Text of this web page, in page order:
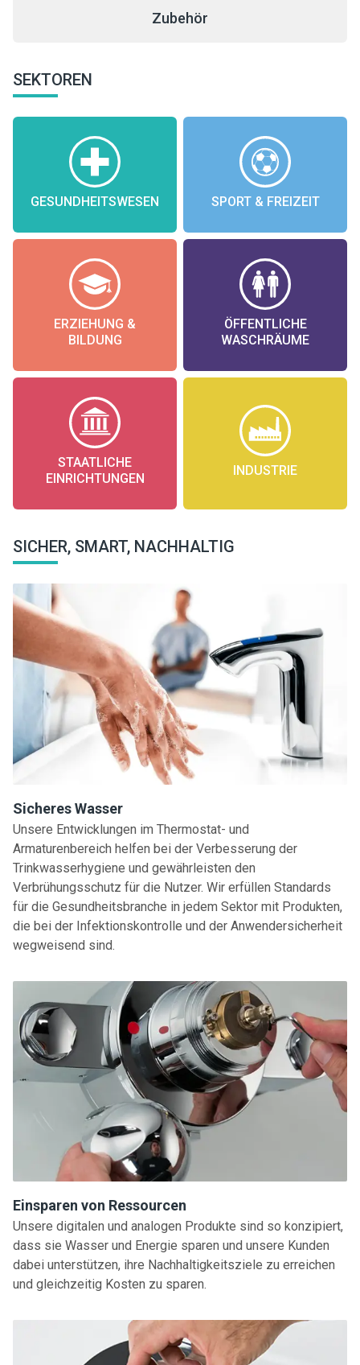
Zubehör
SEKTOREN
GESUNDHEITSWESEN SPORT & FREIZEIT
ERZIEHUNG &
BILDUNG
ÖFFENTLICHE
WASCHRÄUME
STAATLICHE
EINRICHTUNGEN
INDUSTRIE
SICHER, SMART, NACHHALTIG
Sicheres Wasser
Unsere Entwicklungen im Thermostat- und
Armaturenbereich helfen bei der Verbesserung der
Trinkwasserhygiene und gewährleisten den
Verbrühungsschutz für die Nutzer. Wir erfüllen Standards
für die Gesundheitsbranche in jedem Sektor mit Produkten,
die bei der Infektionskontrolle und der Anwendersicherheit
wegweisend sind.
Einsparen von Ressourcen
Unsere digitalen und analogen Produkte sind so konzipiert,
dass sie Wasser und Energie sparen und unsere Kunden
dabei unterstützen, ihre Nachhaltigkeitsziele zu erreichen
und gleichzeitig Kosten zu sparen.